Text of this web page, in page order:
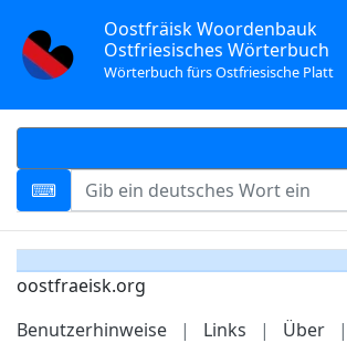
Oostfräisk Woordenbauk
Ostfriesisches Wörterbuch
Wörterbuch fürs Ostfriesische Platt
oostfraeisk.org
Benutzerhinweise
| Links | Über |